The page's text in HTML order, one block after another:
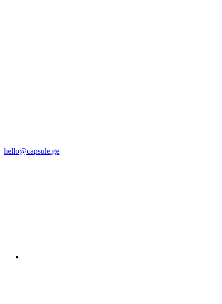
hello@capsule.ge